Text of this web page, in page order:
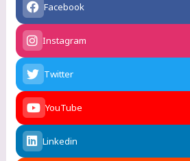
Facebook
Instagram
Twitter
YouTube
Linkedin